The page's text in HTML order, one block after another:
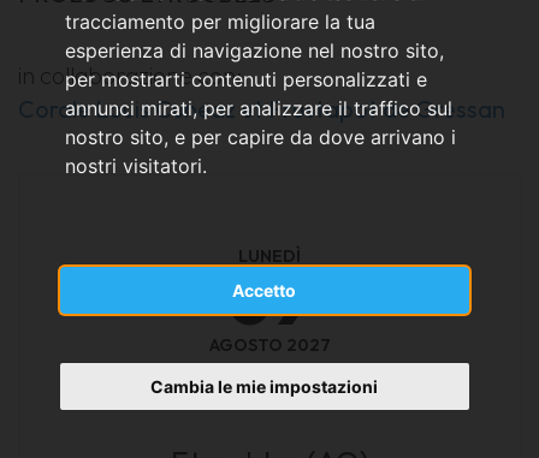
tracciamento per migliorare la tua
esperienza di navigazione nel nostro sito,
per mostrarti contenuti personalizzati e
annunci mirati, per analizzare il traffico sul
nostro sito, e per capire da dove arrivano i
nostri visitatori.
Accetto
Cambia le mie impostazioni
in collaborazione con:
Corale Louis Cuneaz et Frustapot de Gressan
LUNEDÌ
09
AGOSTO 2027
ore 18